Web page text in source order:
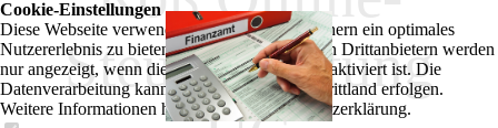
Steuerberatung
Cookie-Einstellungen
Diese Webseite verwendet Cookies, um Besuchern ein optimales
Nutzererlebnis zu bieten. Bestimmte Inhalte von Drittanbietern werden
nur angezeigt, wenn die entsprechende Option aktiviert ist. Die
Datenverarbeitung kann dann auch in einem Drittland erfolgen.
Weitere Informationen hierzu in der Datenschutzerklärung.